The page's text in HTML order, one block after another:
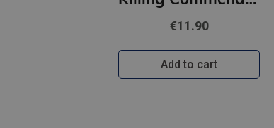
€11.90
Add to cart